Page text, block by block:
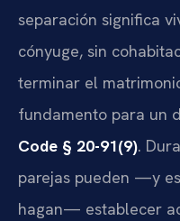
separación significa
cónyuge, sin
terminar el
fundamento para un
Code § 20-91(9).
parejas pueden —y
hagan— establecer